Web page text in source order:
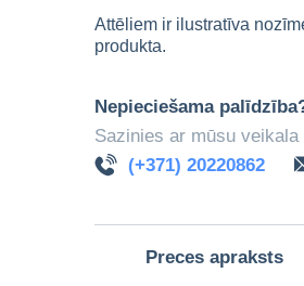
Attēliem ir ilustratīva
produkta.
Nepieciešama
Sazinies ar mūsu veikala
(+371) 20220862
Preces apraksts